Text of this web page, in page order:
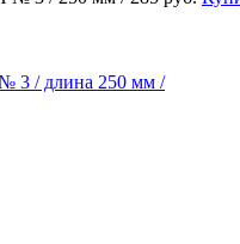
3 / длина 250 мм /